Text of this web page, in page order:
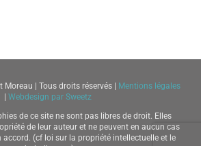
| Tous droits réservés |
Mentions légales
Webdesign par Sweetz
de ce site ne sont pas libres de droit. Elles
de leur auteur et ne peuvent en aucun cas
accord. (cf loi sur la propriété intellectuelle et le